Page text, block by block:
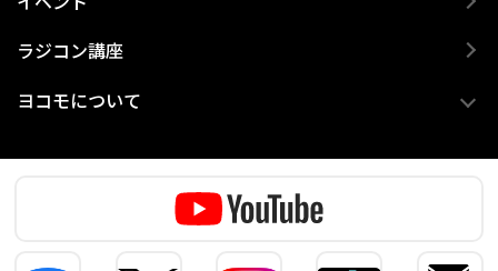
ラジコン講座
ヨコモについて